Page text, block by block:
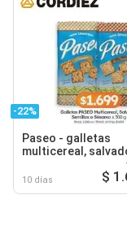
-22%
Paseo - galletas
multicereal,
10 días $